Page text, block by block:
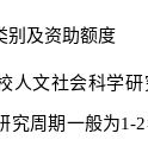
别及资助额度
人文社会科学
究周期一般为1-